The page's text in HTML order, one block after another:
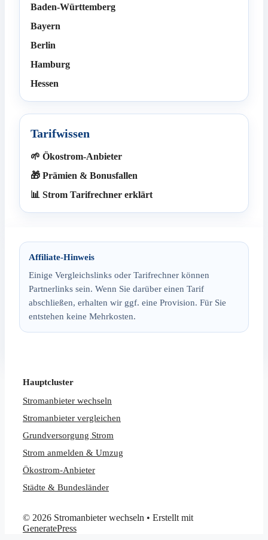
Baden-Württemberg
Bayern
Berlin
Hamburg
Hessen
Tarifwissen
🌱 Ökostrom-Anbieter
🎁 Prämien & Bonusfallen
📊 Strom Tarifrechner erklärt
Affiliate-Hinweis
Einige Vergleichslinks oder Tarifrechner können
Partnerlinks sein. Wenn Sie darüber einen Tarif
abschließen, erhalten wir ggf. eine Provision. Für Sie
entstehen keine Mehrkosten.
Hauptcluster
Stromanbieter wechseln
Stromanbieter vergleichen
Grundversorgung Strom
Strom anmelden & Umzug
Ökostrom-Anbieter
Städte & Bundesländer
© 2026 Stromanbieter wechseln • Erstellt mit
GeneratePress